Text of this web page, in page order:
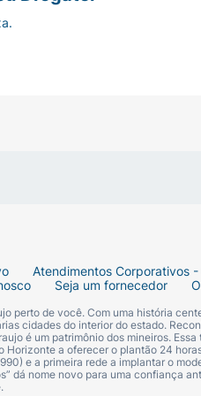
para atingir o menor
pelo médico, até
a suspensão repentina
cerebral e risco de morte.
a enxaqueca é:
Atendimentos Corporativos -
Seja um fornecedor
perto de você. Com uma história
cidades do interior do estado.
é um patrimônio dos mineiros.
a oferecer o plantão 24
e a primeira rede a implantar o
dá nome novo para uma confiança